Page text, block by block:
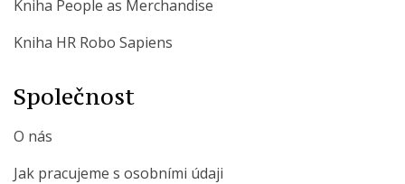
Kniha People as Merchandise
Kniha HR Robo Sapiens
Společnost
O nás
Jak pracujeme s osobními údaji